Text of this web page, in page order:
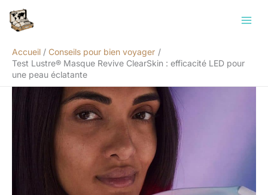
Accueil
Conseils pour bien voyager
Test Lustre® Masque Revive ClearSkin : efficacité LED pour
une peau éclatante
Rechercher